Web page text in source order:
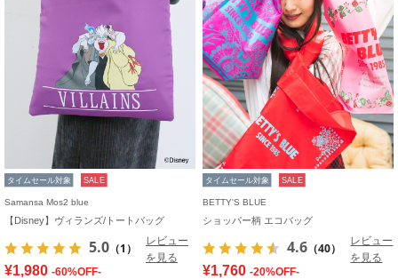
タイムセール対象 SALE
Samansa Mos2 blue
【Disney】ヴィランズ/トートバッグ
5.0 （1）
レビュー
を見る
¥1,980 -60%OFF-
タイムセール対象 SALE
BETTY'S BLUE
ショッパー柄 エコバッグ
4.6 （40）
レビュー
を見る
¥1,760 -20%OFF-